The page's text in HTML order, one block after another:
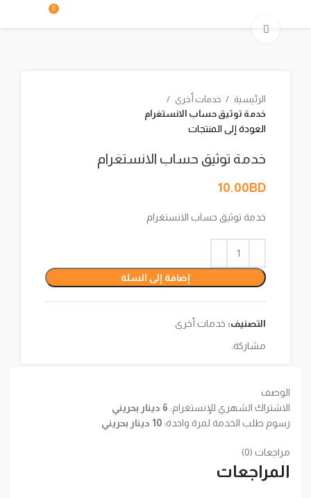
0
الرئيسية
خدمات أخرى
خدمة توثيق حساب الانستغرام
العودة إلى المنتجات
خدمة توثيق حساب الانستغرام
10.00 BD
خدمة توثيق حساب الانستغرام
إضافة إلى السلة
التصنيف: خدمات أخرى
مشاركة:
الوصف
الاشتراك الشهري للإنستغرام: 6 دينار بحريني
رسوم طلب الخدمة لمرة واحدة: 10 دينار بحريني
مراجعات (0)
المراجعات